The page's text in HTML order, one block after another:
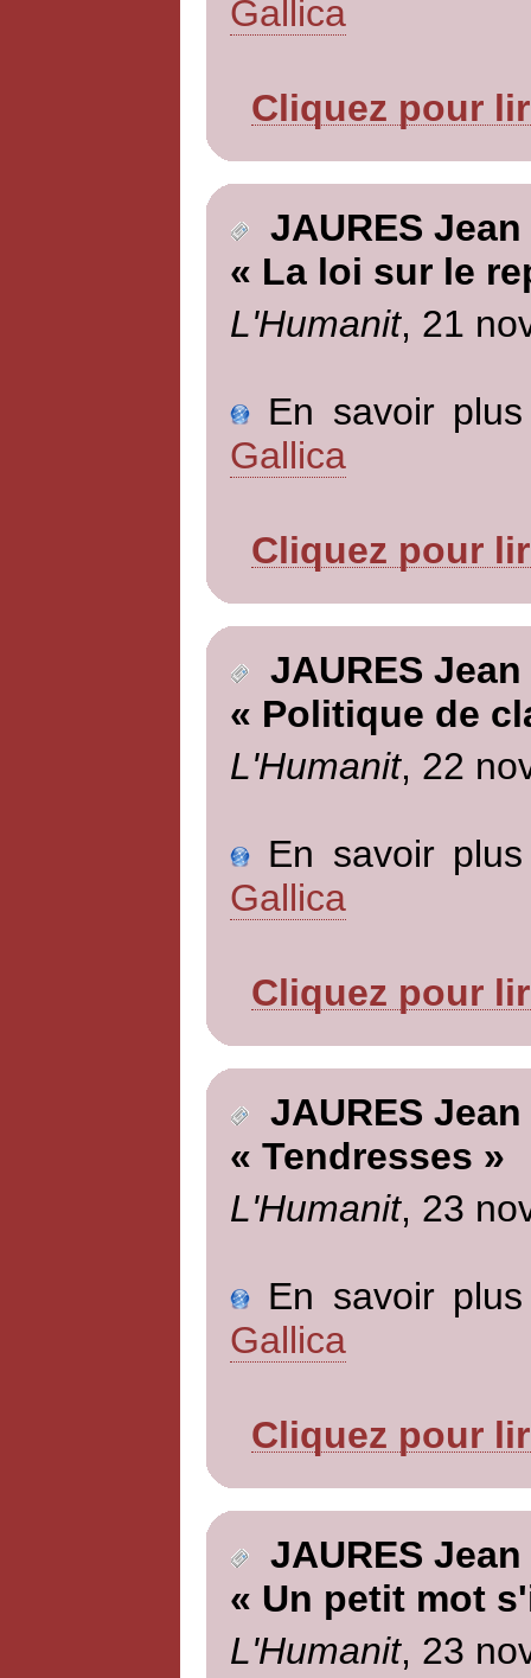
Gallica
Cliquez pour
JAURES Jean
« La loi sur le
L'Humanit, 21
En savoir
Gallica
Cliquez pour
JAURES Jean
« Politique de
L'Humanit, 22
En savoir
Gallica
Cliquez pour
JAURES Jean
« Tendresses »
L'Humanit, 23
En savoir
Gallica
Cliquez pour
JAURES Jean
« Un petit mot
L'Humanit, 23